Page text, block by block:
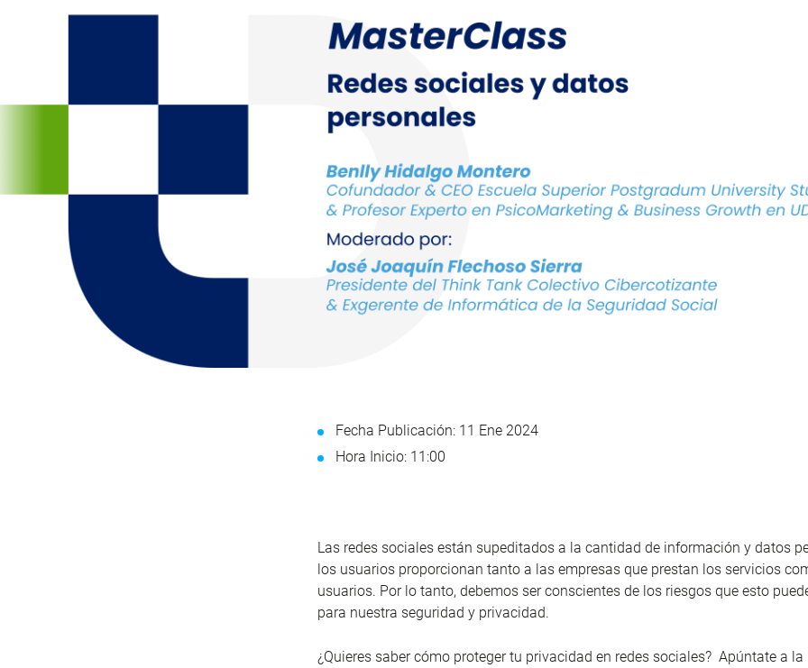
Fecha Publicación: 11 Ene 2024
Hora Inicio: 11:00
Las redes sociales están supeditados a la cantidad de información y datos
los usuarios proporcionan tanto a las empresas que prestan los servicios
usuarios. Por lo tanto, debemos ser conscientes de los riesgos que esto
para nuestra seguridad y privacidad.
¿Quieres saber cómo proteger tu privacidad en redes sociales? Apúntate a